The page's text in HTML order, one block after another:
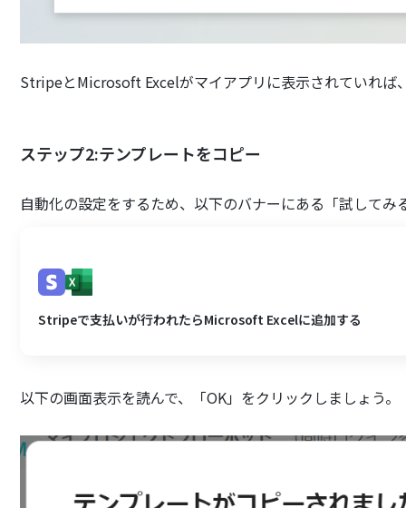
StripeとMicrosoft Excelがマイアプリに表示されていれば
ステップ2:テンプレートをコピー
自動化の設定をするため、以下のバナーにある「試して
Stripeで支払いが行われたらMicrosoft Excelに追加する
以下の画面表示を読んで、「OK」をクリックしましょう。